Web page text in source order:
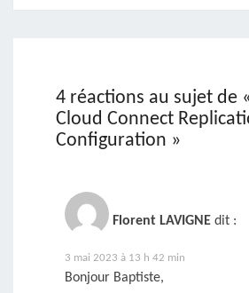
4 réactions au sujet de «
Cloud Connect
Configuration »
Florent LAVIGNE dit :
3 mai 2023 à 13 h 42 min
Bonjour Baptiste,